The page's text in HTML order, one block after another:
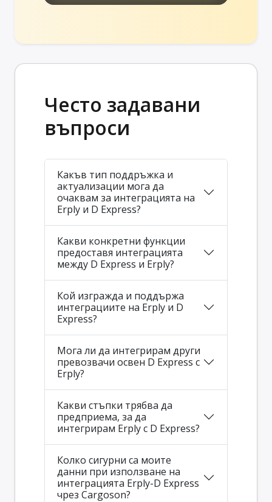
Често задавани
въпроси
Какъв тип поддръжка и
актуализации мога да
очаквам за интеграцията на
Erply и D Express?
Какви конкретни функции
предоставя интеграцията
между D Express и Erply?
Кой изгражда и поддържа
интеграциите на Erply и D
Express?
Мога ли да интегрирам други
превозвачи освен D Express с
Erply?
Какви стъпки трябва да
предприема, за да
интегрирам Erply с D Express?
Колко сигурни са моите
данни при използване на
интеграцията Erply-D Express
чрез Cargoson?